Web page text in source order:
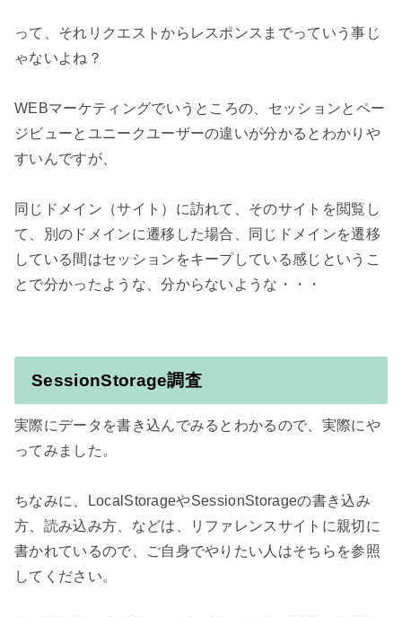
って、それリクエストからレスポンスまでっていう事じ
ゃないよね？
WEBマーケティングでいうところの、セッションとペー
ジビューとユニークユーザーの違いが分かるとわかりや
すいんですが、
同じドメイン（サイト）に訪れて、そのサイトを閲覧し
て、別のドメインに遷移した場合、同じドメインを遷移
している間はセッションをキープしている感じというこ
とで分かったような、分からないような・・・
SessionStorage調査
実際にデータを書き込んでみるとわかるので、実際にや
ってみました。
ちなみに、LocalStorageやSessionStorageの書き込み
方、読み込み方、などは、リファレンスサイトに親切に
書かれているので、ご自身でやりたい人はそちらを参照
してください。